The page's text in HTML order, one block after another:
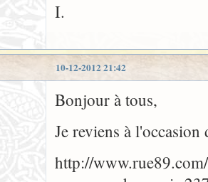
I.
10-12-2012 21:42
Bonjour à tous,
Je reviens à
http://